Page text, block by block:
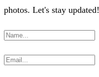
photos. Let's stay updated!